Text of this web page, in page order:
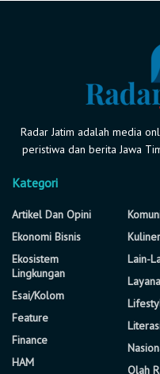
Radar Jatim adalah media
peristiwa dan berita Jawa
Kategori
Artikel Dan Opini
Ekonomi Bisnis
Ekosistem
Lingkungan
Esai/Kolom
Feature
Finance
HAM
Kuliner
Lain-
Olah